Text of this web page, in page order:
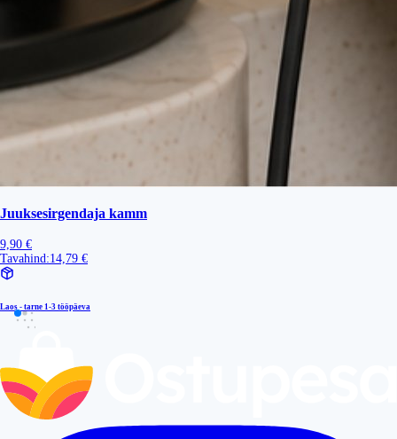
Juuksesirgendaja kamm
9,90 €
Tavahind:14,79 €
Laos - tarne 1-3 tööpäeva